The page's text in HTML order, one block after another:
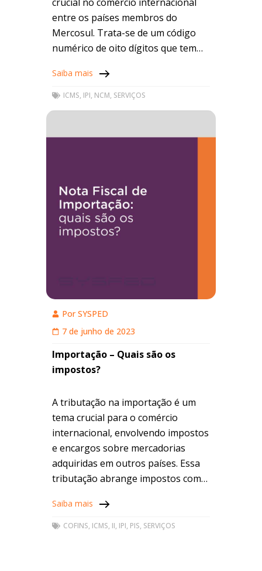
crucial no comércio internacional
entre os países membros do
Mercosul. Trata-se de um código
numérico de oito dígitos que tem
padronizada, cada produto
comercializado. A
Saiba mais
ICMS, IPI, NCM, SERVIÇOS
PorSYSPED
7 de junho de 2023
Importação – Quais são os
impostos?
A tributação na importação é um
tema crucial para o comércio
internacional, envolvendo impostos
e encargos sobre mercadorias
adquiridas em outros países. Essa
tributação abrange impostos como
Importação (II), Imposto sobre
Produtos Industrializados (IPI),
Saiba mais
COFINS, ICMS, II, IPI, PIS, SERVIÇOS